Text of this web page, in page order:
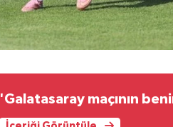
'Galatasaray maçının